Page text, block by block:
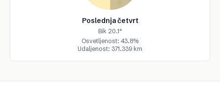
Poslednja četvrt
Bik 20.1°
Osvetljenost: 43.8%
Udaljenost: 371.339 km